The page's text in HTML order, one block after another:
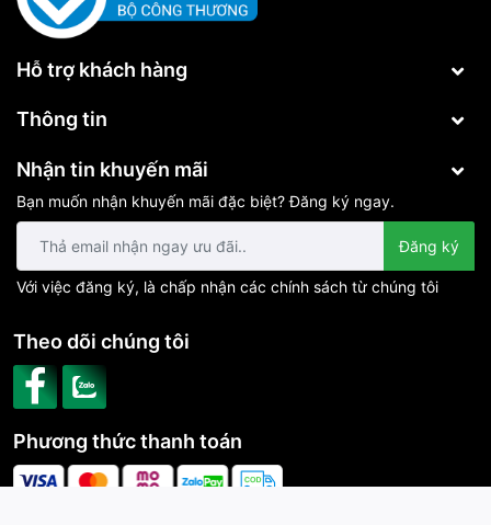
Hỗ trợ khách hàng
Thông tin
Nhận tin khuyến mãi
Bạn muốn nhận khuyến mãi đặc biệt? Đăng ký ngay.
Đăng ký
Với việc đăng ký, là chấp nhận các chính sách từ chúng tôi
Phương thức thanh toán
Theo dõi chúng tôi